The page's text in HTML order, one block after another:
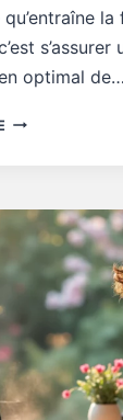
qu’entraîne
optimal de…
CONSEILS
MÉTHODES
POUR
RESTER
MOBILE
SANS
FATIGUE